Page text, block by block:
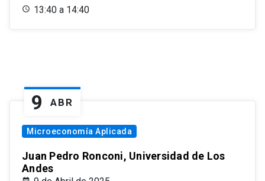
13:40 a 14:40
9 ABR
Microeconomía Aplicada
Juan Pedro Ronconi, Universidad de Los
Andes